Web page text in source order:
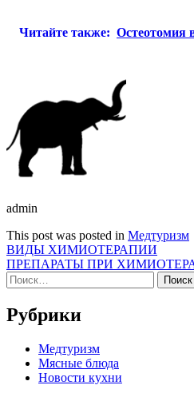
Читайте также: Остеотомия
admin
This post was posted in Медтуризм
Навигация
по
записям
ВИДЫ ХИМИОТЕРАПИИ
ПРЕПАРАТЫ ПРИ
Найти:
Рубрики
Медтуризм
Мясные блюда
Новости кухни